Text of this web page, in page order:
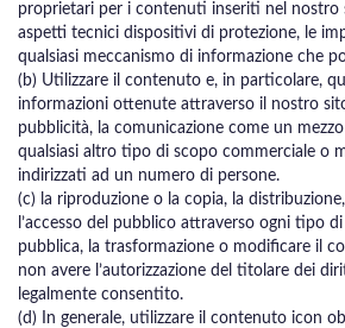
proprietari per i contenuti inseriti nel nostro
aspetti tecnici dispositivi di protezione, le
qualsiasi meccanismo di informazione che
(b) Utilizzare il contenuto e, in particolare,
informazioni ottenute attraverso il nostro
pubblicità, la comunicazione come un
qualsiasi altro tipo di scopo commerciale o
indirizzati ad un numero di persone.
(c) la riproduzione o la copia, la
l’accesso del pubblico attraverso ogni tipo
pubblica, la trasformazione o modificare il
non avere l’autorizzazione del titolare dei
legalmente consentito.
(d) In generale, utilizzare il contenuto icon